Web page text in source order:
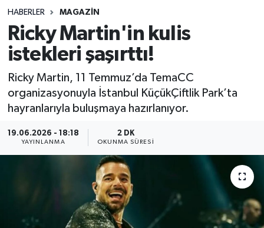
HABERLER MAGAZIN
Ricky Martin'in kulis
istekleri şaşırttı!
Ricky Martin, 11 Temmuz’da TemaCC
organizasyonuyla İstanbul KüçükÇiftlik Park’ta
hayranlarıyla buluşmaya hazırlanıyor.
19.06.2026 - 18:18
YAYINLANMA
2 DK
OKUNMA SÜRESI
Spor
Teknoloji
Yaşam